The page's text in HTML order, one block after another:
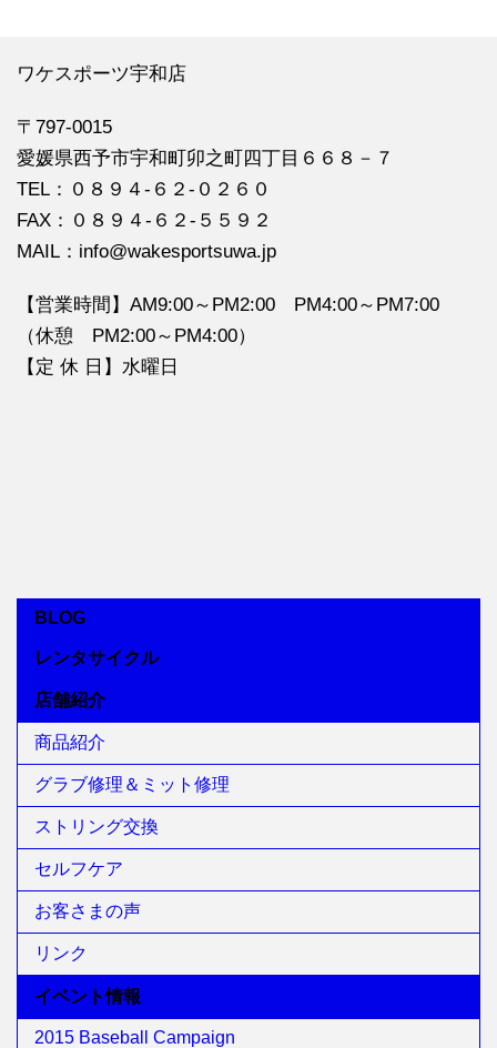
ワケスポーツ宇和店
〒797-0015
愛媛県西予市宇和町卯之町四丁目６６８－７
TEL：０８９４‐６２‐０２６０
FAX：０８９４‐６２‐５５９２
MAIL：info@wakesportsuwa.jp
【営業時間】AM9:00～PM2:00 PM4:00～PM7:00
（休憩 PM2:00～PM4:00）
【定 休 日】水曜日
BLOG
レンタサイクル
店舗紹介
商品紹介
グラブ修理＆ミット修理
ストリング交換
セルフケア
お客さまの声
リンク
イベント情報
2015 Baseball Campaign